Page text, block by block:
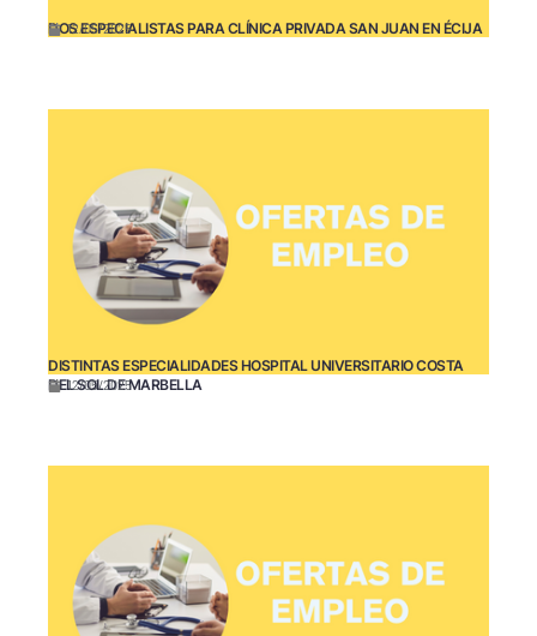
DOS ESPECIALISTAS PARA CLÍNICA PRIVADA SAN JUAN EN ÉCIJA
12/05/2025
DISTINTAS ESPECIALIDADES HOSPITAL UNIVERSITARIO COSTA
DEL SOL DE MARBELLA
12/05/2025